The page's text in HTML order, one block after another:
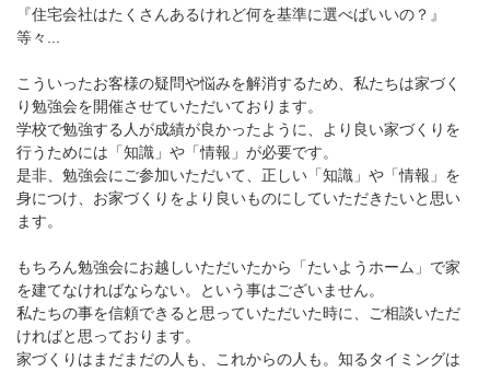
『住宅会社はたくさんあるけれど何を基準に選べばいいの？』
等々...
こういったお客様の疑問や悩みを解消するため、私たちは家づく
り勉強会を開催させていただいております。
学校で勉強する人が成績が良かったように、より良い家づくりを
行うためには「知識」や「情報」が必要です。
是非、勉強会にご参加いただいて、正しい「知識」や「情報」を
身につけ、お家づくりをより良いものにしていただきたいと思い
ます。
もちろん勉強会にお越しいただいたから「たいようホーム」で家
を建てなければならない。という事はございません。
私たちの事を信頼できると思っていただいた時に、ご相談いただ
ければと思っております。
家づくりはまだまだの人も、これからの人も。知るタイミングは